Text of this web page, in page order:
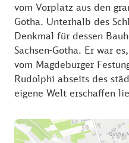
vom Vorplatz aus den
Gotha. Unterhalb des
Denkmal für dessen
Sachsen-Gotha. Er war
vom Magdeburger
Rudolphi abseits des
eigene Welt erschaffen